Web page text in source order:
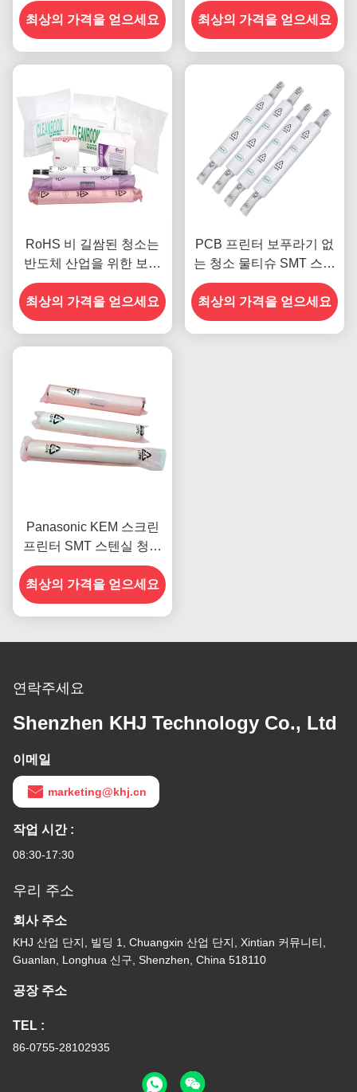
기술자 아래
최상의 가격을 얻으세요
니다
최상의 가격을 얻으세요
RoHS 비 길쌈된 청소는
반도체 산업을 위한 보푸
라기 없는 닦음 물티슈
최상의 가격을 얻으세요
PCB 프린터 보푸라기 없
는 청소 물티슈 SMT 스텐
실 만조 흡수
최상의 가격을 얻으세요
Panasonic KEM 스크린
프린터 SMT 스텐실 청소
와이퍼 보푸라기 없는 0.m
최상의 가격을 얻으세요
연락주세요
Shenzhen KHJ Technology Co., Ltd
이메일
marketing@khj.cn
작업 시간 :
08:30-17:30
우리 주소
회사 주소
KHJ 산업 단지, 빌딩 1, Chuangxin 산업 단지, Xintian 커뮤니티,
Guanlan, Longhua 신구, Shenzhen, China 518110
공장 주소
TEL :
86-0755-28102935